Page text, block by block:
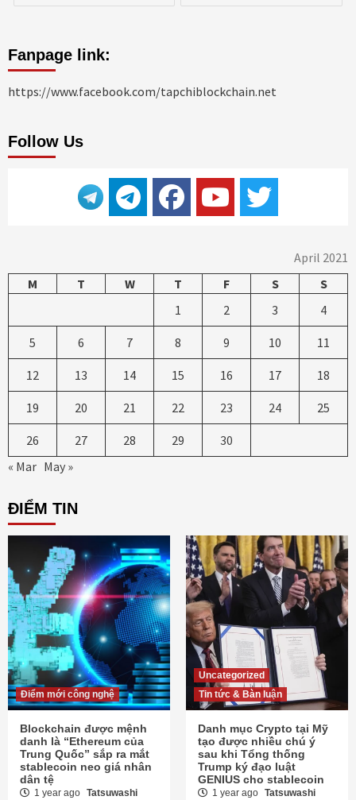
Fanpage link:
https://www.facebook.com/tapchiblockchain.net
Follow Us
April 2021
M
T W T F S
S
1
2 3 4
5 6 7 8 9 10 11
12 13 14 15 16 17 18
19 20 21 22 23 24 25
26 27 28 29
30
« Mar May »
ĐIỂM TIN
Điểm mới công nghệ
Blockchain được mệnh
danh là “Ethereum của
Trung Quốc” sắp ra mắt
stablecoin neo giá nhân
dân tệ
1 year ago Tatsuwashi
Uncategorized
Tin tức & Bàn luận
Danh mục Crypto tại Mỹ
tạo được nhiều chú ý
sau khi Tổng thống
Trump ký đạo luật
GENIUS cho stablecoin
1 year ago Tatsuwashi